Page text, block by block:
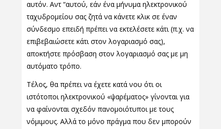
αυτόν. Αντ “αυτού, εάν ένα μήνυμα ηλεκτρονικού
ταχυδρομείου σας ζητά να κάνετε κλικ σε έναν
σύνδεσμο επειδή πρέπει να εκτελέσετε κάτι (π.χ. να
επιβεβαιώσετε κάτι στον λογαριασμό σας),
αποκτήστε πρόσβαση στον λογαριασμό σας με μη
αυτόματο τρόπο.
Τέλος, θα πρέπει να έχετε κατά νου ότι οι
ιστότοποι ηλεκτρονικού «ψαρέματος» γίνονται για
να φαίνονται σχεδόν πανομοιότυποι με τους
νόμιμους. Αλλά το μόνο πράγμα που δεν μπορούν